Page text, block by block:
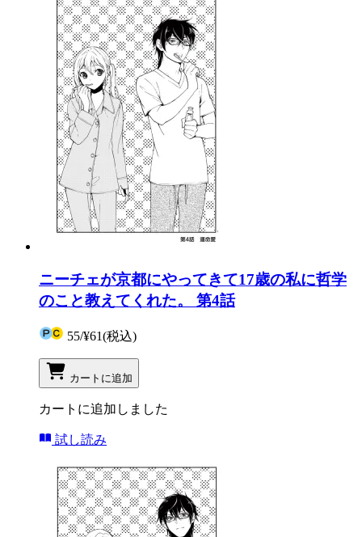
ニーチェが京都にやってきて17歳の私に哲学
のこと教えてくれた。 第4話
55/¥61(税込)
カートに追加
カートに追加しました
試し読み